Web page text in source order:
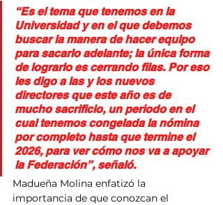
“Es el tema que tenemos en la
Universidad y en el que debemos
buscar la manera de hacer equipo
para sacarlo adelante; la única forma
de lograrlo es cerrando filas. Por eso
les digo a las y los nuevos
directores que este año es de
mucho sacrificio, un periodo en el
cual tenemos congelada la nómina
por completo hasta que termine el
2026, para ver cómo nos va a apoyar
la Federación”, señaló.
Madueña Molina enfatizó la
importancia de que conozcan el